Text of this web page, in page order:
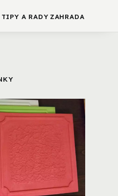
TIPY A RADY ZAHRADA